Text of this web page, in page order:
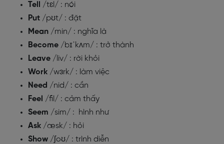
Tell /tɛl/ : nói
Put /pʊt/ : đặt
Mean /min/ : nghĩa là
Become /bɪˈkʌm/ : trở thành
Leave /liv/ : rời khỏi
Work /wɜrk/ : làm việc
Need /nid/ : cần
Feel /fil/ : cảm thấy
Seem /sim/ : hình như
Ask /æsk/ : hỏi
Show /ʃoʊ/ : trình diễn